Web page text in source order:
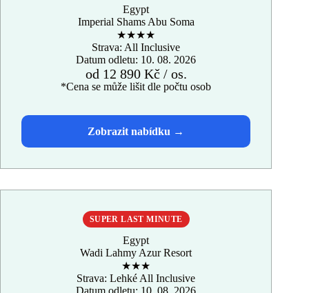
Egypt
Imperial Shams Abu Soma
★★★★
Strava: All Inclusive
Datum odletu: 10. 08. 2026
od 12 890 Kč / os.
*Cena se může lišit dle počtu osob
SUPER LAST MINUTE
Egypt
Wadi Lahmy Azur Resort
★★★
Strava: Lehké All Inclusive
Datum odletu: 10. 08. 2026